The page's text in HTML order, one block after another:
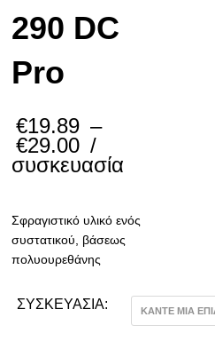
290 DC
Pro
€19.89 –
€29.00 Price
range:
€29.00
/
συσκευασία
Σφραγιστικό υλικό ενός
συστατικού, βάσεως
πολυουρεθάνης
ΣΥΣΚΕΥΑΣΙΑ: